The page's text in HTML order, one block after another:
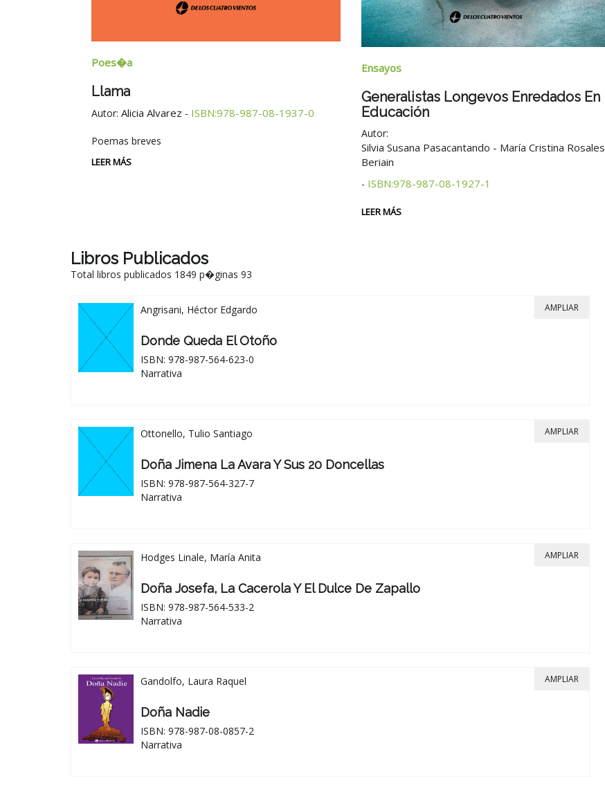
Poes�a
Llama
Autor: Alicia Alvarez - ISBN:978-987-08-1937-0
Poemas breves
LEER MÁS
Ensayos
Generalistas Longevos Enredados En
Educación
Autor:
Silvia Susana Pasacantando - María Cristina Rosales
Beriain
- ISBN:978-987-08-1927-1
LEER MÁS
Libros Publicados
Total libros publicados 1849 p�ginas 93
Angrisani, Héctor Edgardo
Donde Queda El Otoño
ISBN: 978-987-564-623-0
Narrativa
AMPLIAR
Ottonello, Tulio Santiago
Doña Jimena La Avara Y Sus 20 Doncellas
ISBN: 978-987-564-327-7
Narrativa
AMPLIAR
Hodges Linale, María Anita
Doña Josefa, La Cacerola Y El Dulce De Zapallo
ISBN: 978-987-564-533-2
Narrativa
AMPLIAR
Gandolfo, Laura Raquel
Doña Nadie
ISBN: 978-987-08-0857-2
Narrativa
AMPLIAR